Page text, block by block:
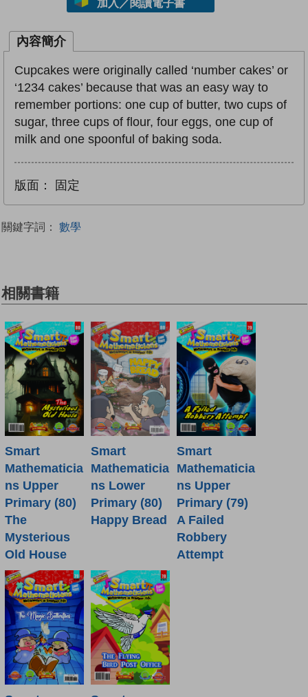
加入／閱讀電子書
內容簡介
Cupcakes were originally called ‘number cakes’ or
‘1234 cakes’ because that was an easy way to
remember portions: one cup of butter, two cups of
sugar, three cups of flour, four eggs, one cup of
milk and one spoonful of baking soda.
版面： 固定
關鍵字詞： 數學
相關書籍
Smart
Mathematicia
ns Upper
Primary (80)
The
Mysterious
Old House
Smart
Mathematicia
ns Lower
Primary (80)
Happy Bread
Smart
Mathematicia
ns Upper
Primary (79)
A Failed
Robbery
Attempt